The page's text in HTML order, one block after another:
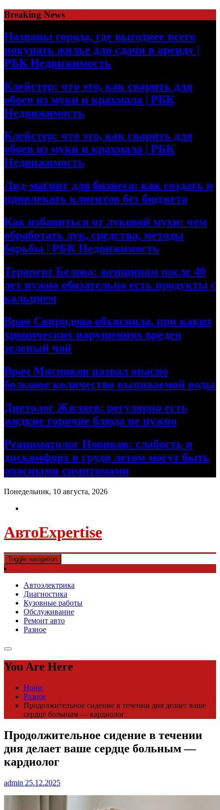
Skip
to
content
Breaking News
Названы города, где выгоднее всего
покупать жилье для сдачи в аренду |
РБК Недвижимость
Клейстер: что это, как сварить для
обоев из муки и крахмала | РБК
Недвижимость
Клейстер: что это, как сварить для
обоев из муки и крахмала | РБК
Недвижимость
Лид-магнит для бизнеса: как создать и
привлекать клиентов без бюджета
Как избавиться от луковой мухи: чем
обработать лук, средства, методы
борьбы | РБК Недвижимость
Терапевт Белова: женщинам после 40
лет нужно обязательно есть продукты с
кальцием
Врач Свиридова объяснила, при каких
хронических нарушениях вреден
зеленый чай
Врач Мясников назвал опасно
большое количество выпиваемой воды
Диетолог Жиляев: регулярно есть
жидкие горячие блюда не нужно
Реаниматолог Новиков: слабость и
дискомфорт в груди летом могут быть
опасными симптомами
Понедельник, 10 августа, 2026
АвтоExpertise
Toggle navigation
Автоэлектрика
Диагностика
Кузовные работы
Обслуживание
Ремонт авто
Разное
You Are Here
Home
Разное
Продолжительное сидение в течении дня делает ваше
сердце больным — кардиолог
Продолжительное сидение в течении
дня делает ваше сердце больным —
кардиолог
admin 25.12.2025